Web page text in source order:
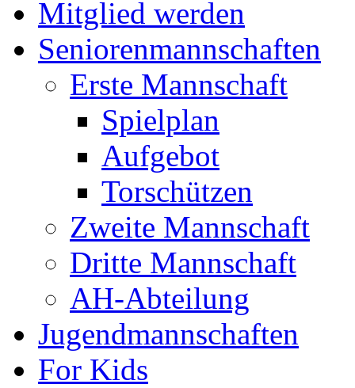
Mitglied werden
Seniorenmannschaften
Erste Mannschaft
Spielplan
Aufgebot
Torschützen
Zweite Mannschaft
Dritte Mannschaft
AH-Abteilung
Jugendmannschaften
For Kids